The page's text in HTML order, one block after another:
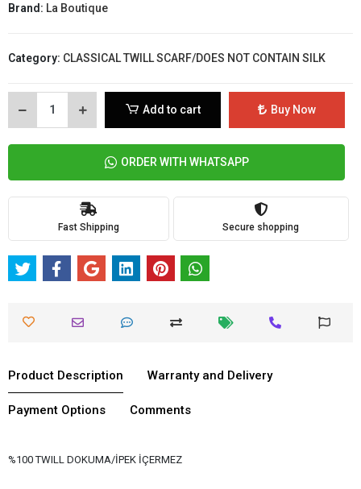
Brand: La Boutique
Category: CLASSICAL TWILL SCARF/DOES NOT CONTAIN SILK
Add to cart Buy Now
ORDER WITH WHATSAPP
Fast Shipping Secure shopping
Product Description Warranty and Delivery
Payment Options Comments
%100 TWILL DOKUMA/İPEK İÇERMEZ